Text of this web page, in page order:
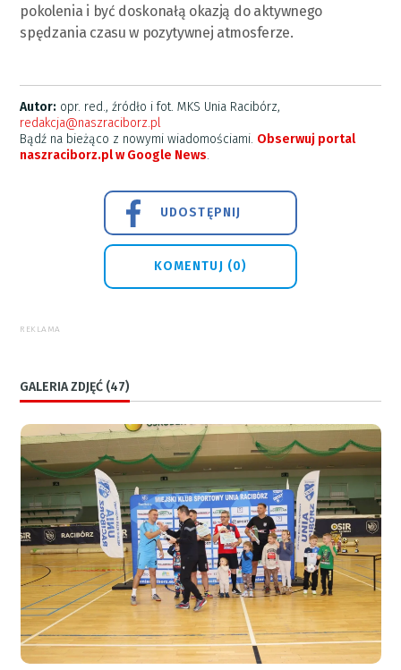
pokolenia i być doskonałą okazją do aktywnego
spędzania czasu w pozytywnej atmosferze.
Autor: opr. red., źródło i fot. MKS Unia Racibórz,
redakcja@naszraciborz.pl
Bądź na bieżąco z nowymi wiadomościami. Obserwuj portal
naszraciborz.pl w Google News.
UDOSTĘPNIJ
KOMENTUJ (0)
REKLAMA
GALERIA ZDJĘĆ (47)